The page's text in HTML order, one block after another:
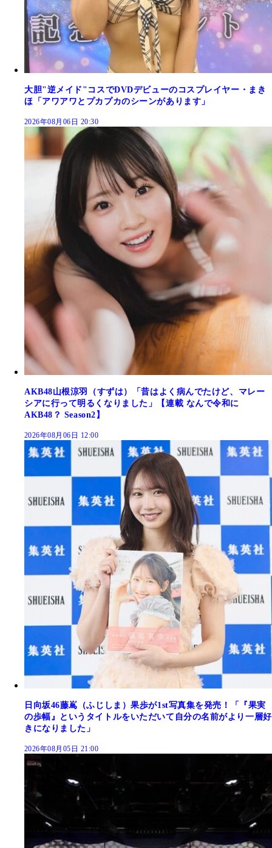
大胆"逆メイド"コスでDVDデビューのコスプレイヤー・まき
ほ「アワアワとプカプカのシーンがあります」
2026年08月06日 20:30
AKB48山根涼羽（すずは）「昔はよく病んでたけど、マレー
シアに行って明るくなりました」【連載 なんで令和に
AKB48？ Season2】
2026年08月06日 12:00
日向坂46藤嶌（ふじしま）果歩が1st写真集を発売！「『果実
の歩幅』というタイトルをいただいて自分の名前がより一層好
きになりました」
2026年08月05日 21:00